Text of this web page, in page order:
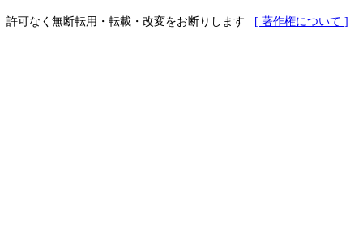
許可なく無断転用・転載・改変をお断りします [ 著作権について ]